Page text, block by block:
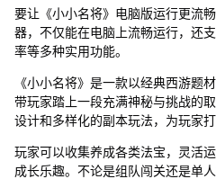
要让《小小名将》电脑版运行更流
器，不仅能在电脑上流畅运行，还
率等多种实用功能。
《小小名将》是一款以经典西游题
带玩家踏上一段充满神秘与挑战的
设计和多样化的副本玩法，为玩家
玩家可以收集养成各类法宝，灵活
成长乐趣。不论是组队闯关还是单